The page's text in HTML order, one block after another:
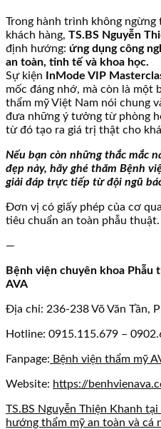
Trong hành trình không
khách hàng, TS.BS Nguyễn
định hướng: ứng dụng công
an toàn, tinh tế và khoa học.
Sự kiện InMode VIP
mốc đáng nhớ, mà còn là một
thẩm mỹ Việt Nam nói chung
đưa những ý tưởng từ phòng
từ đó tạo ra giá trị thật cho
Nếu bạn còn những thắc mắc
đẹp này, hãy ghé thăm Bệnh
giải đáp trực tiếp từ đội ngũ
Đơn vị có giấy phép của cơ
tiêu chuẩn an toàn phẫu thuật.
—
Bệnh viện chuyên khoa Phẫu
AVA
Địa chỉ: 236-238 Võ Văn Tần,
Hotline: 0915.115.679 –
Fanpage: Bệnh viện thẩm mỹ
Website: https://
TS.BS Nguyễn Thiện Khanh
hướng thẩm mỹ an toàn và cá